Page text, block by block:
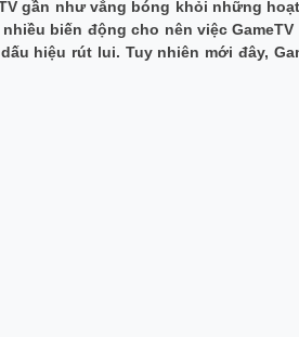
gần như vắng bóng khỏi những
biến động cho nên việc
hiệu rút lui. Tuy nhiên mới đây,